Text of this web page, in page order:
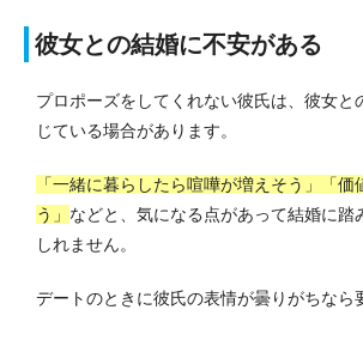
彼女との結婚に不安がある
プロポーズをしてくれない彼氏は、彼女と
じている場合があります。
「一緒に暮らしたら喧嘩が増えそう」「価
う」 などと、気になる点があって結婚に踏
しれません。
デートのときに彼氏の表情が曇りがちなら